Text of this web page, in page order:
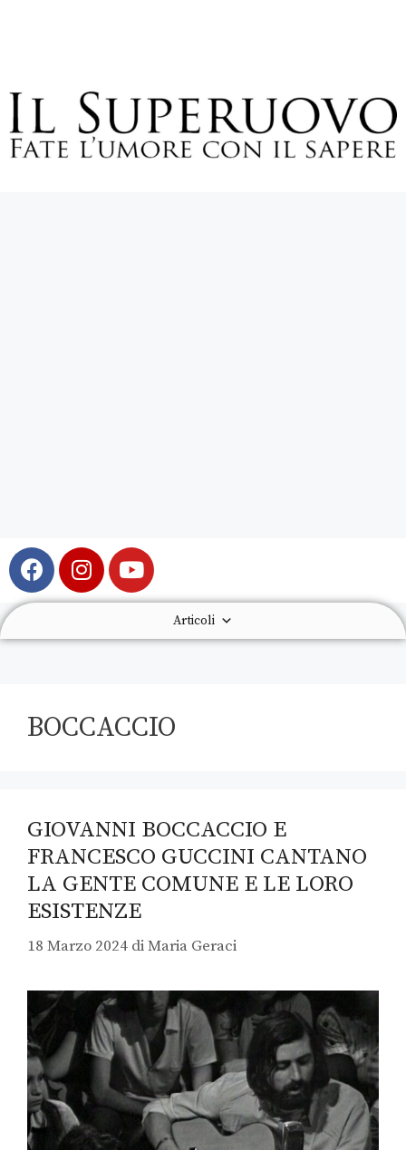
Articoli
BOCCACCIO
GIOVANNI BOCCACCIO E
FRANCESCO GUCCINI CANTANO
LA GENTE COMUNE E LE LORO
ESISTENZE
18 Marzo 2024 diMaria Geraci